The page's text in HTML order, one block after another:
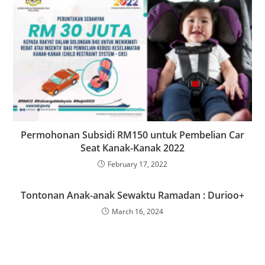
Permohonan Subsidi RM150 untuk Pembelian Car
Seat Kanak-Kanak 2022
February 17, 2022
Tontonan Anak-anak Sewaktu Ramadan : Durioo+
March 16, 2024